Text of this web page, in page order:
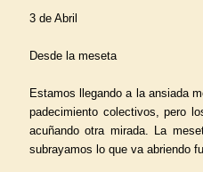
3 de Abril
Desde la meseta
Estamos llegando a la ansiada
padecimiento colectivos, pero
acuñando otra mirada. La
subrayamos lo que va abriendo